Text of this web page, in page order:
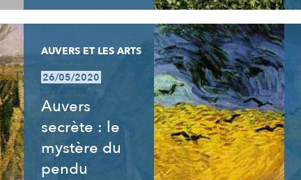
AUVERS ET LES ARTS
26/05/2020
Auvers
secrète : le
mystère du
pendu